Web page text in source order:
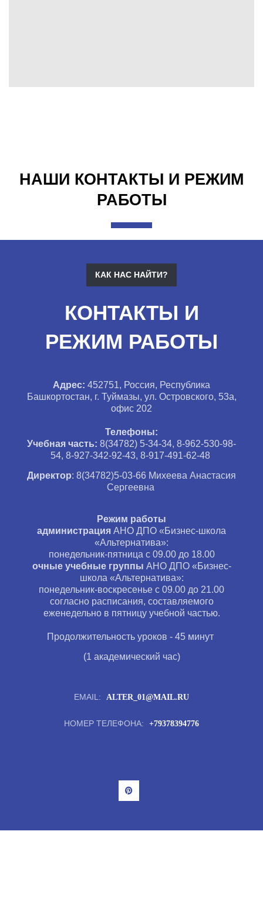
НАШИ КОНТАКТЫ И РЕЖИМ
РАБОТЫ
КАК НАС НАЙТИ?
КОНТАКТЫ И
РЕЖИМ РАБОТЫ
Адрес: 452751, Россия, Республика
Башкортостан, г. Туймазы, ул. Островского, 53а,
офис 202
Телефоны:
Учебная часть: 8(34782) 5-34-34, 8-962-530-98-
54, 8-927-342-92-43, 8-917-491-62-48
Директор: 8(34782)5-03-66 Михеева Анастасия
Сергеевна
Режим работы
администрация АНО ДПО «Бизнес-школа
«Альтернатива»:
понедельник-пятница с 09.00 до 18.00
очные учебные группы АНО ДПО «Бизнес-
школа «Альтернатива»:
понедельник-воскресенье с 09.00 до 21.00
согласно расписания, составляемого
еженедельно в пятницу учебной частью.
Продолжительность уроков - 45 минут
(1 академический час)
EMAIL: ALTER_01@MAIL.RU
НОМЕР ТЕЛЕФОНА: +79378394776